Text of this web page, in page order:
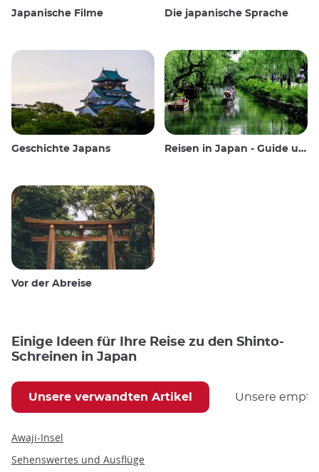
Japanische Filme Die japanische Sprache
Geschichte Japans Reisen in Japan - Guide und Wissenswertes
Vor der Abreise
Einige Ideen für Ihre Reise zu den Shinto-
Schreinen in Japan
Unsere verwandten Artikel Unsere
Awaji-Insel
Sehenswertes und Ausflüge